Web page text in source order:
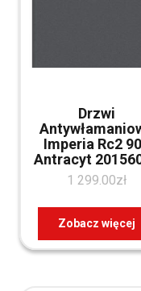
Drzwi
Imperia Rc2
Antracyt
1 299.00zł
Zobacz więcej